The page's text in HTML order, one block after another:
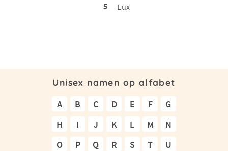
5
Lux
Unisex namen op alfabet
A B C D E F
G
H
I J K L M
N
O
P Q R S T
U